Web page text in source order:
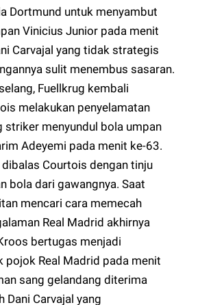
Dortmund untuk menyambut
Vinicius Junior pada menit
Carvajal yang tidak strategis
sulit menembus sasaran.
Fuellkrug kembali
melakukan penyelamatan
striker menyundul bola umpan
Adeyemi pada menit ke-63.
dibalas Courtois dengan tinju
bola dari gawangnya. Saat
mencari cara memecah
Real Madrid akhirnya
bertugas menjadi
pojok Real Madrid pada menit
sang gelandang diterima
Dani Carvajal yang